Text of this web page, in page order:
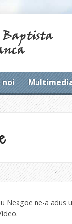
noi
Neagoe ne-a adus